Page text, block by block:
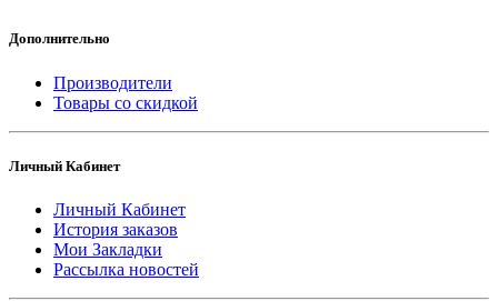
Дополнительно
Производители
Товары со скидкой
Личный Кабинет
Личный Кабинет
История заказов
Мои Закладки
Рассылка новостей